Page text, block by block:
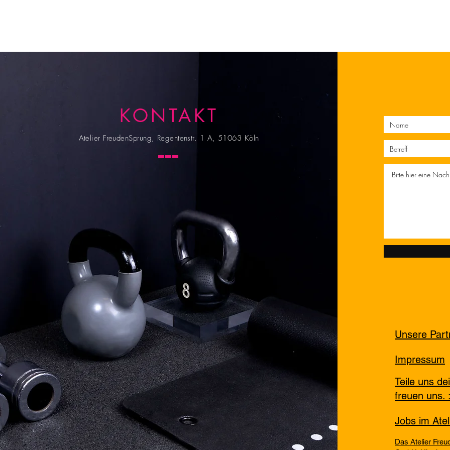
KONTAKT
Atelier FreudenSprung, Regentenstr. 1 A, 51063 Köln
Unsere
Impressum
Teile uns
freuen uns.
Jobs im
Das Atelier